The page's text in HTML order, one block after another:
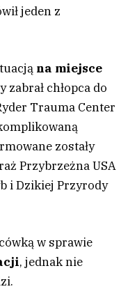
jeden z
na miejsce
zabrał chłopca do
Trauma Center
zostały
Przybrzeżna USA
i Dzikiej Przyrody
w sprawie
, jednak nie